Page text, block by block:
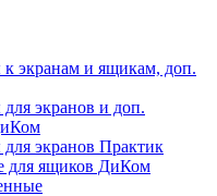
к экранам и ящикам, доп.
экранов и доп.
для экранов Практик
для ящиков ДиКом